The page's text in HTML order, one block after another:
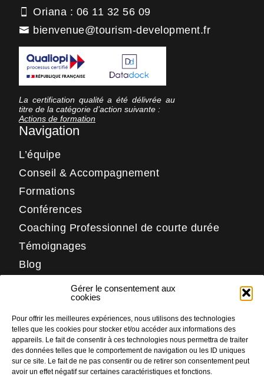
Gérer le consentement aux
cookies
Pour offrir les meilleures expériences, nous utilisons des technologies
telles que les cookies pour stocker et/ou accéder aux informations des
appareils. Le fait de consentir à ces technologies nous permettra de traiter
des données telles que le comportement de navigation ou les ID uniques
sur ce site. Le fait de ne pas consentir ou de retirer son consentement peut
avoir un effet négatif sur certaines caractéristiques et fonctions.
Oriana : 06 11 32 56 09
bienvenue@tourism-development.fr
La certification qualité a été délivrée au
titre de la catégorie d’action suivante :
Actions de formation
Navigation
L’équipe
Conseil & Accompagnement
Formations
Conférences
Coaching Professionnel de courte durée
Témoignages
Blog
LinkedIn
Facebook
Instagram